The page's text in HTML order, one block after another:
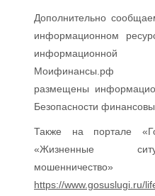
Дополнительно
информационном
информационной
размещены
Безопасности
Также на портале
«Жизненные
мошенничество»
https://www.gosuslugi.ru/